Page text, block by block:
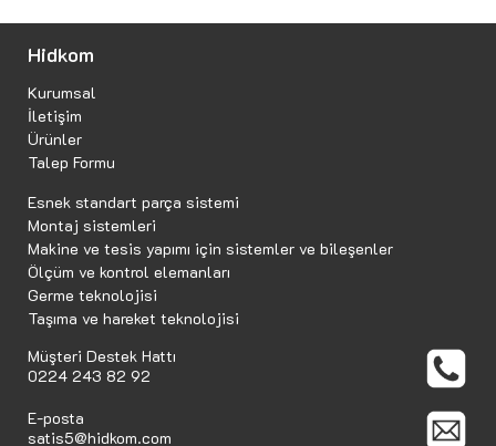
Hidkom
Kurumsal
İletişim
Ürünler
Talep Formu
Esnek standart parça sistemi
Montaj sistemleri
Makine ve tesis yapımı için sistemler ve bileşenler
Ölçüm ve kontrol elemanları
Germe teknolojisi
Taşıma ve hareket teknolojisi
Müşteri Destek Hattı
0224 243 82 92
E-posta
satis5@hidkom.com